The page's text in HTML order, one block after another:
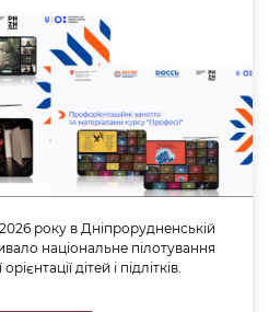
року в Дніпрорудненській
національне пілотування
дітей і підлітків.